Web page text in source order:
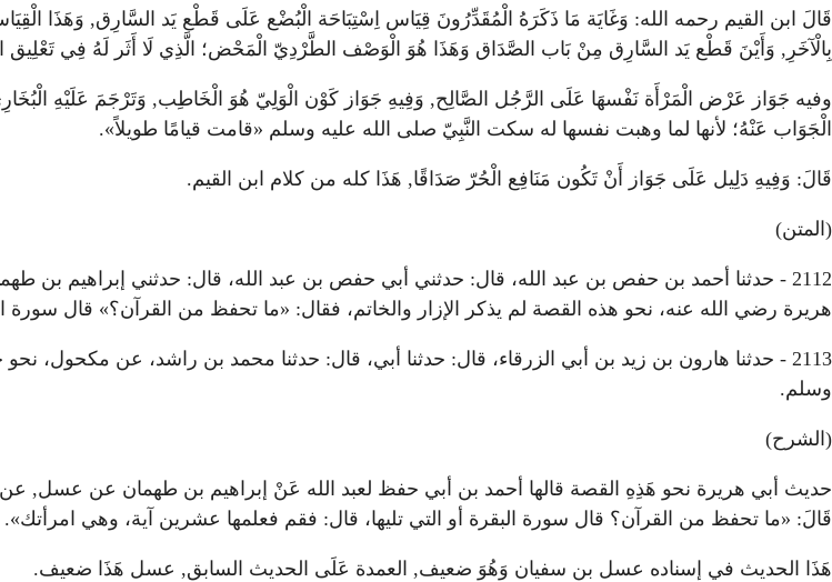
قَالَ ابن القيم رحمه الله: وَغَايَة مَا ذَكَرَهُ الْمُقَدِّرُونَ قِيَاس اِسْتِبَاحَة الْبُضْع عَلَى قَطْع يَد السَّارِق, وَهَذَا
بِالْآخَرِ, وَأَيْنَ قَطْع يَد السَّارِق مِنْ بَاب الصَّدَاق وَهَذَا هُوَ الْوَصْف الطَّرْدِيّ الْمَحْض؛ الَّذِي لَا أَثَر لَهُ فِي تَعْلِيق
وفيه جَوَاز عَرْض الْمَرْأَة نَفْسهَا عَلَى الرَّجُل الصَّالِح, وَفِيهِ جَوَاز كَوْن الْوَلِيّ هُوَ الْخَاطِب, وَتَرْجَمَ عَلَيْهِ
الْجَوَاب عَنْهُ؛ لأنها لما وهبت نفسها له سكت النَّبِيّ صلى الله عليه وسلم «قامت قيامًا طويلاً».
قَالَ: وَفِيهِ دَلِيل عَلَى جَوَاز أَنْ تَكُون مَنَافِع الْحُرّ صَدَاقًا, هَذَا كله من كلام ابن القيم.
(المتن)
2112 - حدثنا أحمد بن حفص بن عبد الله، قال: حدثني أبي حفص بن عبد الله، قال: حدثني إبراهيم
هريرة رضي الله عنه، نحو هذه القصة لم يذكر الإزار والخاتم، فقال: «ما تحفظ من القرآن؟» قال سورة
2113 - حدثنا هارون بن زيد بن أبي الزرقاء، قال: حدثنا أبي، قال: حدثنا محمد بن راشد، عن
وسلم.
(الشرح)
حديث أبي هريرة نحو هَذِهِ القصة قالها أحمد بن أبي حفظ لعبد الله عَنْ إبراهيم بن طهمان عن عسل,
قَالَ: «ما تحفظ من القرآن؟ قال سورة البقرة أو التي تليها، قال: فقم فعلمها عشرين آية، وهي امرأتك».
هَذَا الحديث في إسناده عسل بن سفيان وَهُوَ ضعيف, العمدة عَلَى الحديث السابق, عسل هَذَا ضعيف.